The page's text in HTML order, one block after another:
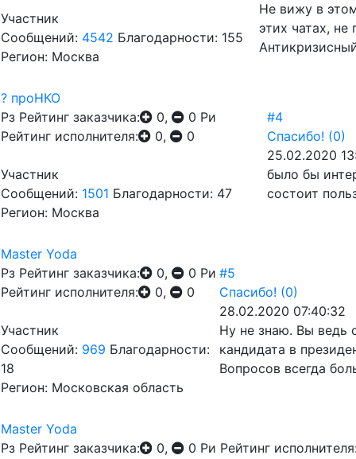
Участник
Сообщений: 4542 Благодарности: 155
Регион: Москва
Не вижу в
этих чатах,
? проНКО
Рз Рейтинг заказчика: 0, 0 Ри
Рейтинг исполнителя:
0, 0
Участник
Сообщений: 1501 Благодарности: 47
Регион: Москва
#4
Спасибо! (0)
25.02.2020
было бы
состоит
Master Yoda
Рз Рейтинг заказчика: 0, 0 Ри
Рейтинг исполнителя:
0, 0
Участник
Сообщений: 969 Благодарности:
18
Регион: Московская область
#5
Спасибо! (0)
28.02.2020 07:40:32
Ну не знаю. Вы ведь
кандидата в
Вопросов всегда
Master Yoda
Рз Рейтинг заказчика: 0, 0 Ри Рейтинг